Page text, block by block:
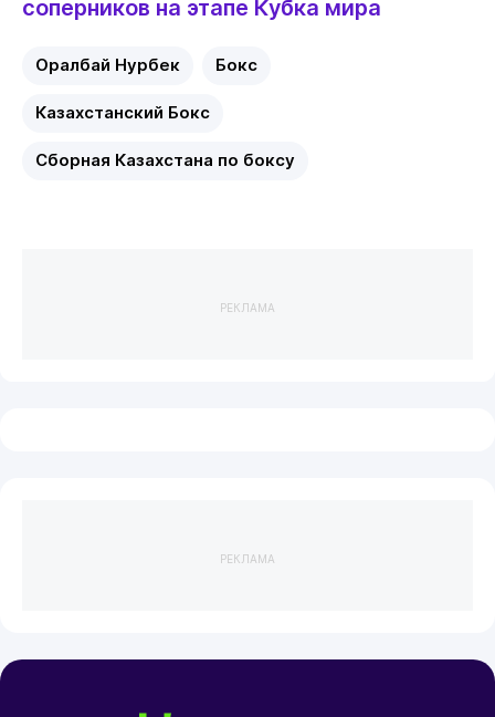
соперников на этапе Кубка мира
Оралбай Нурбек Бокс
Казахстанский Бокс
Сборная Казахстана по боксу
РЕКЛАМА
РЕКЛАМА